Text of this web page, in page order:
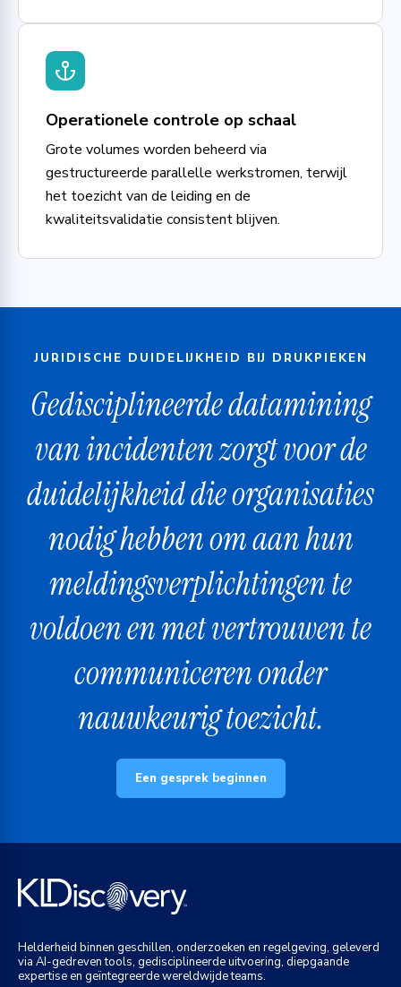
Operationele controle op schaal
Grote volumes worden beheerd via
gestructureerde parallelle werkstromen, terwijl
het toezicht van de leiding en de
kwaliteitsvalidatie consistent blijven.
JURIDISCHE DUIDELIJKHEID BIJ DRUKPIEKEN
Gedisciplineerde datamining
van incidenten zorgt voor de
duidelijkheid die organisaties
nodig hebben om aan hun
meldingsverplichtingen te
voldoen en met vertrouwen te
communiceren onder
nauwkeurig toezicht.
Een gesprek beginnen
Helderheid binnen geschillen, onderzoeken en regelgeving, geleverd
via AI-gedreven tools, gedisciplineerde uitvoering, diepgaande
expertise en geïntegreerde wereldwijde teams.